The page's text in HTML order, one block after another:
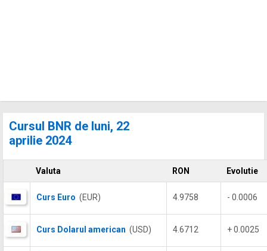
Cursul BNR de luni, 22
aprilie 2024
Valuta RON Evolutie
Curs Euro (EUR) 4.9758 - 0.0006
Curs Dolarul american (USD) 4.6712 + 0.0025